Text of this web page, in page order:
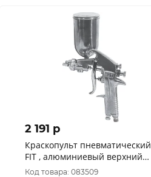
2 191 p
Краскопульт пневматический
FIT , алюминиевый верхний
бачок 300 мл, 1.5 мм
Код товара: 083509